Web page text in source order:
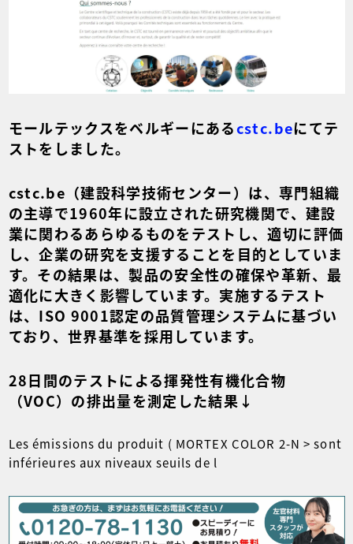
モールテックスをベルギーにあるcstc.beにてテ
ストをしました。
cstc.be（建設科学技術センター）は、専門組織
の主導で1960年に設立された研究機関で、建設
業に関わるあらゆるものをテストし、適切に評価
し、企業の研究を支援することを目的としていま
す。その結果は、製品の安全性の確保や革新、最
適化に大きく影響しています。実施するテスト
は、ISO 9001認定の品質管理システムに基づい
ており、世界基準を採用しています。
28日間のテストによる揮発性有機化合物
（VOC）の排出量を測定した結果↓
Les émissions du produit ( MORTEX COLOR 2-N > sont
inférieures aux niveaux seuils de l